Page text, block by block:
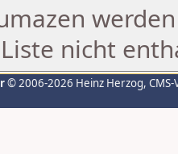
nicht
© 2006-2026 Heinz Herzog,